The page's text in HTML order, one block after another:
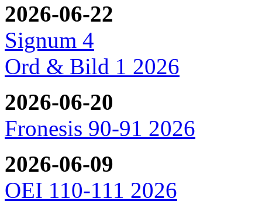
2026-06-22
Signum 4
Ord & Bild 1 2026
2026-06-20
Fronesis 90-91 2026
2026-06-09
OEI 110-111 2026